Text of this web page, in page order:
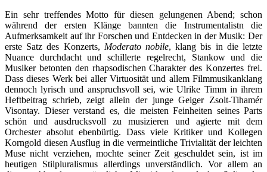
Ein sehr treffendes Motto für diesen gelungenen Abend; schon
während der ersten Klänge bannten die Instrumentalistn die
Aufmerksamkeit auf ihr Forschen und Entdecken in der Musik: Der
erste Satz des Konzerts, Moderato nobile, klang bis in die letzte
Nuance durchdacht und schillerte regelrecht, Stankow und die
Musiker betonten den rhapsodischen Charakter des Konzertes frei.
Dass dieses Werk bei aller Virtuosität und allem Filmmusikanklang
dennoch lyrisch und anspruchsvoll sei, wie Ulrike Timm in ihrem
Heftbeitrag schrieb, zeigt allein der junge Geiger Zsolt-Tihamér
Visontay. Dieser verstand es, die meisten Feinheiten seines Parts
schön und ausdrucksvoll zu musizieren und agierte mit dem
Orchester absolut ebenbürtig. Dass viele Kritiker und Kollegen
Korngold diesen Ausflug in die vermeintliche Trivialität der leichten
Muse nicht verziehen, mochte seiner Zeit geschuldet sein, ist im
heutigen Stilpluralismus allerdings unverständlich. Vor allem an